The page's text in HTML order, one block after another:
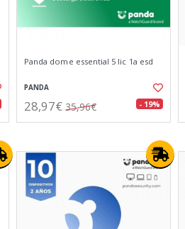
Panda dome essential 5 lic 1a esd
PANDA
28,97€ 35,96€ - 19%